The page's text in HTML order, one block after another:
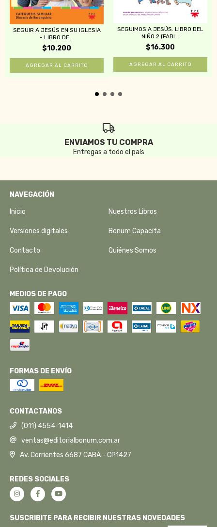
SEGUIR A JESÚS EN SU IGLESIA
- LIBRO DE...
$10.200
SEGUIMOS A JESÚS. LIBRO DEL
NIÑO 2 (FABI...
$16.300
ENVIAMOS TU COMPRA
Entregas a todo el país
NAVEGACIÓN
Inicio Nuestros Libros
Versiones digitales Bonum Capacita
Contacto Quiénes Somos
Política de Devolución
MEDIOS DE PAGO
FORMAS DE ENVÍO
CONTACTANOS
(011) 4554-1414
ventas@editorialbonum.com.ar
Av. Corrientes 6687 CABA - CP1427
REDES SOCIALES
SUSCRIBITE PARA RECIBIR NUESTRAS NOVEDADES